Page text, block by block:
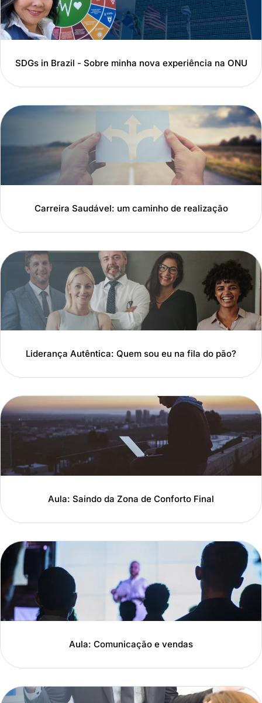
SDGs in Brazil - Sobre minha nova experiência na ONU
Carreira Saudável: um caminho de realização
Liderança Autêntica: Quem sou eu na fila do pão?
Aula: Saindo da Zona de Conforto Final
Aula: Comunicação e vendas